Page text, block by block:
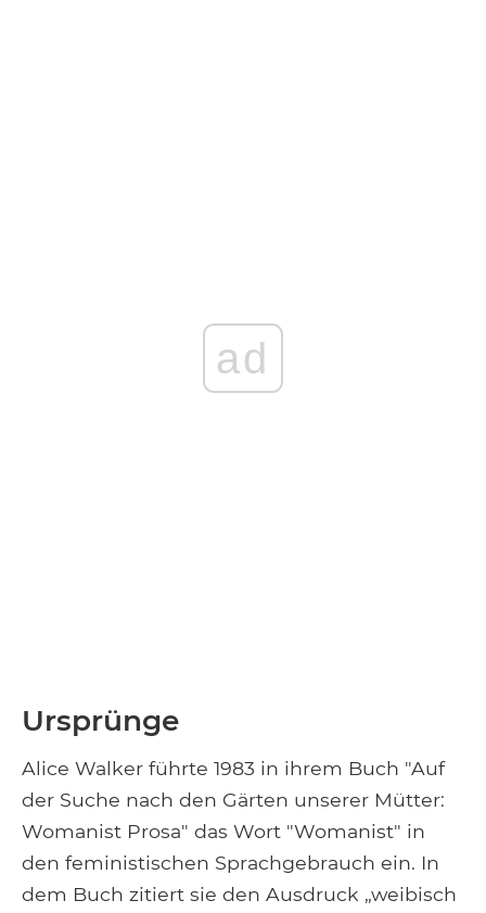
ad
Ursprünge
Alice Walker führte 1983 in ihrem Buch "Auf
der Suche nach den Gärten unserer Mütter:
Womanist Prosa" das Wort "Womanist" in
den feministischen Sprachgebrauch ein. In
dem Buch zitiert sie den Ausdruck „weibisch